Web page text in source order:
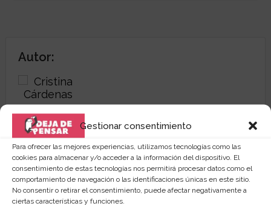
Gestionar consentimiento
Para ofrecer las mejores experiencias, utilizamos tecnologías como las
cookies para almacenar y/o acceder a la información del dispositivo. El
consentimiento de estas tecnologías nos permitirá procesar datos como el
comportamiento de navegación o las identificaciones únicas en este sitio.
No consentir o retirar el consentimiento, puede afectar negativamente a
ciertas características y funciones.
Autor:
Cristina Cárdenas
Redactora web curiosa, amante de las
palabras y de los productos singulares. Me
encanta investigar por la red y compartir mis
descubrimientos endejadepensar.com . Me
gusta el mar y disfrutar de la vida.